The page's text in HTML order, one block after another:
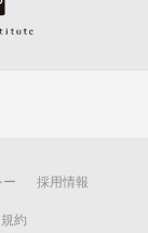
採用情報
約